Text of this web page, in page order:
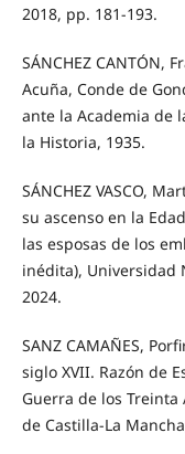
2018, pp. 181-193.
SÁNCHEZ CANTÓN,
Acuña, Conde de
ante la Academia de
la Historia, 1935.
SÁNCHEZ VASCO,
su ascenso en la
las esposas de los
inédita), Universidad
2024.
SANZ CAMAÑES,
siglo XVII. Razón de
Guerra de los Treinta
de Castilla-La